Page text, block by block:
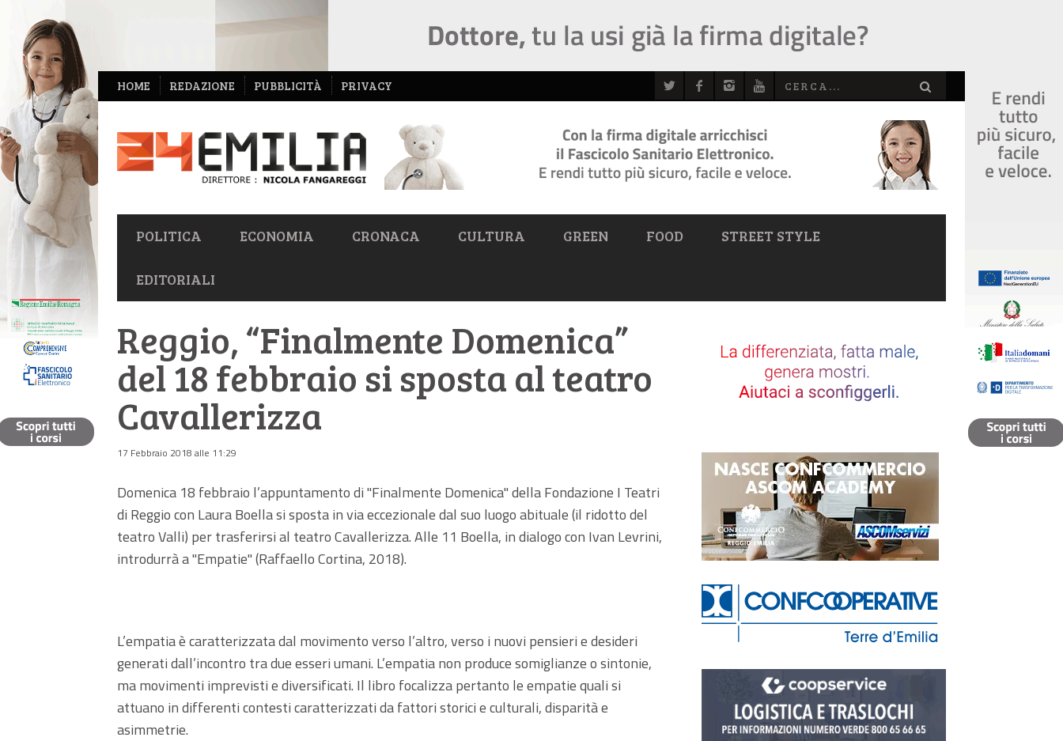
NAVIGAZIONE
SECONDARIA
HOME REDAZIONE PUBBLICITÀ PRIVACY
NAVIGAZIONE
PRIMARIA
POLITICA ECONOMIA CRONACA CULTURA GREEN FOOD STREET STYLE
EDITORIALI
Reggio, “Finalmente Domenica”
del 18 febbraio si sposta al teatro
Cavallerizza
17 Febbraio 2018 alle 11:29
Domenica 18 febbraio l’appuntamento di "Finalmente Domenica" della Fondazione I Teatri
di Reggio con Laura Boella si sposta in via eccezionale dal suo luogo abituale (il ridotto del
teatro Valli) per trasferirsi al teatro Cavallerizza. Alle 11 Boella, in dialogo con Ivan Levrini,
introdurrà a "Empatie" (Raffaello Cortina, 2018).
L’empatia è caratterizzata dal movimento verso l’altro, verso i nuovi pensieri e desideri
generati dall’incontro tra due esseri umani. L’empatia non produce somiglianze o sintonie,
ma movimenti imprevisti e diversificati. Il libro focalizza pertanto le empatie quali si
attuano in differenti contesti caratterizzati da fattori storici e culturali, disparità e
asimmetrie.